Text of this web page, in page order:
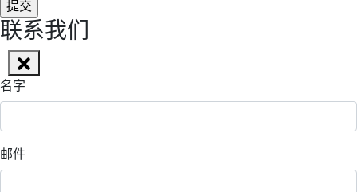
联系我们
名字
邮件